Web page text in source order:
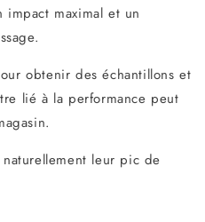
maximal et un
obtenir des échantillons et
lié à la performance peut
leur pic de